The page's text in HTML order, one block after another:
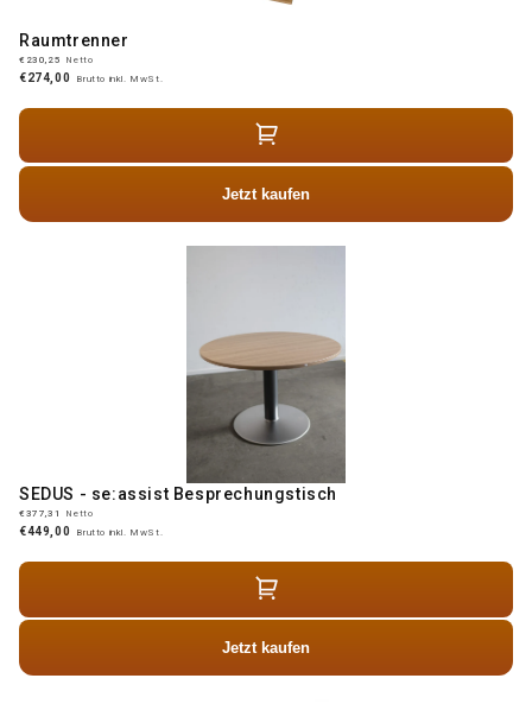
Raumtrenner
€230,25 Netto
€274,00 Brutto inkl. MwSt.
Jetzt kaufen
SEDUS - se:assist Besprechungstisch
€377,31 Netto
€449,00 Brutto inkl. MwSt.
Jetzt kaufen